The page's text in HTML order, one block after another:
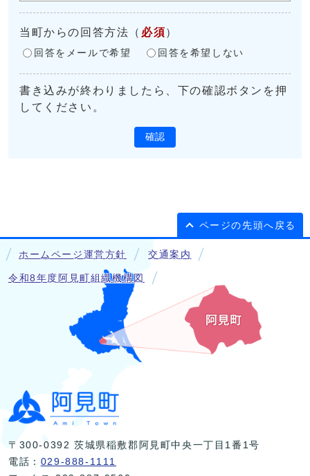
当町からの回答方法 （ 必須 ）
回答をメールで希望 回答を希望しない
書き込みが終わりましたら、下の確認ボタンを押
してください。
確認
ページの先頭へ戻る
ホームページ運営方針 交通案内
令和8年度阿見町組織機構図
〒300-0392 茨城県稲敷郡阿見町中央一丁目1番1号
電話： 029-888-1111